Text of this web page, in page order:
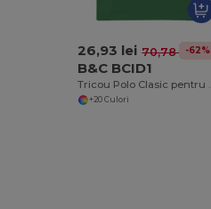
26,93 lei 70,78 lei-62%
B&C BCID1
+20 Culori